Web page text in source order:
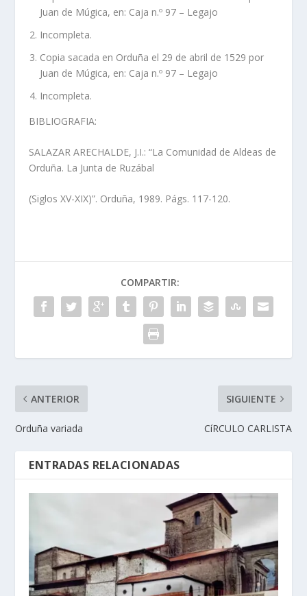
Juan de Múgica, en: Caja n.º 97 – Legajo
Incompleta.
Copia sacada en Orduña el 29 de abril de 1529 por
Juan de Múgica, en: Caja n.º 97 – Legajo
Incompleta.
BIBLIOGRAFIA:
SALAZAR ARECHALDE, J.I.: “La Comunidad de Aldeas de
Orduña. La Junta de Ruzábal
(Siglos XV-XIX)”. Orduña, 1989. Págs. 117-120.
COMPARTIR:
ANTERIOR
Orduña variada
SIGUIENTE
CíRCULO CARLISTA
ENTRADAS RELACIONADAS